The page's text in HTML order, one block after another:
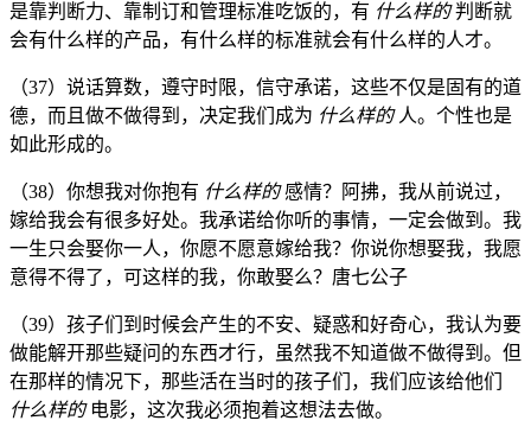
是靠判断力、靠制订和管理标准吃饭的，有 什么样的判断就
会有什么样的产品，有什么样的标准就会有什么样的人才。
（37）说话算数，遵守时限，信守承诺，这些不仅是固有的道
德，而且做不做得到，决定我们成为 什么样的 人。个性也是
如此形成的。
（38）你想我对你抱有 什么样的感情？阿拂，我从前说过，
嫁给我会有很多好处。我承诺给你听的事情，一定会做到。我
一生只会娶你一人，你愿不愿意嫁给我？你说你想娶我，我愿
意得不得了，可这样的我，你敢娶么？唐七公子
（39）孩子们到时候会产生的不安、疑惑和好奇心，我认为要
做能解开那些疑问的东西才行，虽然我不知道做不做得到。但
在那样的情况下，那些活在当时的孩子们，我们应该给他们
什么样的 电影，这次我必须抱着这想法去做。